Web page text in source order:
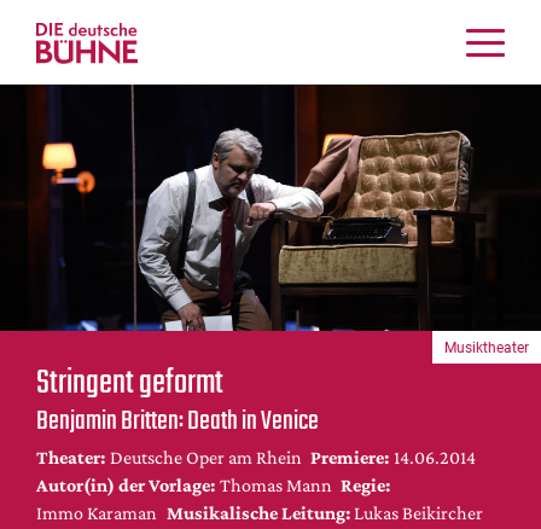
Schauspiel
Musiktheater
Crossover
Bühnenwelt
Festivals & Veranstaltungen
Menschen & Theater
Themen
Internationales
Nachrufe
Medientipps
Stringent geformt
Benjamin Britten: Death in Venice
Theater: Deutsche Oper am Rhein Premiere: 14.06.2014
Autor(in) der Vorlage: Thomas Mann Regie:
Immo Karaman Musikalische Leitung: Lukas Beikircher
Musiktheater